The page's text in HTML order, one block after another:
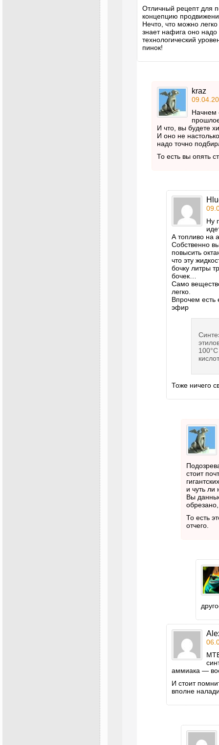
Отличный рецепт для
концепцию
Нечто, что можно
знает нафига оно
технологический
пинок!
kraz
Начнем
И что, вы будете
И оно не
надо точно
То есть вы опять
Ну
А топливо на
Собственно
повысить
что эту
бочку литры
бочек…
Само
легко.
Впрочем
эфир
Тоже ничего
стоит
и чуть ли
Вы
То есть
отчего.
аммиака —
И стоит
вполне